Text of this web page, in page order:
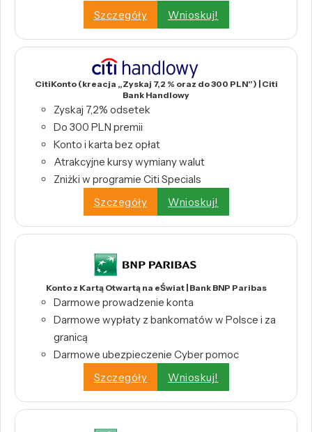
Szczegóły
Wnioskuj!
CitiKonto (kreacja „Zyskaj 7,2 % oraz do 300 PLN”) | Citi
Bank Handlowy
Zyskaj 7,2% odsetek
Do 300 PLN premii
Konto i karta bez opłat
Atrakcyjne kursy wymiany walut
Zniżki w programie Citi Specials
Szczegóły
Wnioskuj!
Konto z Kartą Otwartą na eŚwiat | Bank BNP Paribas
Darmowe prowadzenie konta
Darmowe wypłaty z bankomatów w Polsce i za
granicą
Darmowe ubezpieczenie Cyber pomoc
Szczegóły
Wnioskuj!